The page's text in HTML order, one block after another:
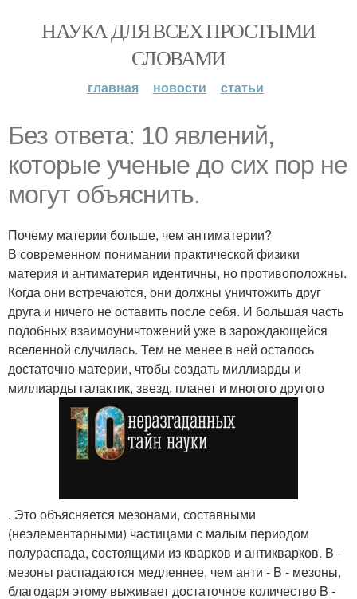
НАУКА ДЛЯ ВСЕХ ПРОСТЫМИ
СЛОВАМИ
главная новости статьи
Без ответа: 10 явлений,
которые ученые до сих пор не
могут объяснить.
Почему материи больше, чем антиматерии?
В современном понимании практической физики
материя и антиматерия идентичны, но противоположны.
Когда они встречаются, они должны уничтожить друг
друга и ничего не оставить после себя. И большая часть
подобных взаимоуничтожений уже в зарождающейся
вселенной случилась. Тем не менее в ней осталось
достаточно материи, чтобы создать миллиарды и
миллиарды галактик, звезд, планет и многого другого
. Это объясняется мезонами, составными
(неэлементарными) частицами с малым периодом
полураспада, состоящими из кварков и антикварков. B -
мезоны распадаются медленнее, чем анти - B - мезоны,
благодаря этому выживает достаточное количество B -